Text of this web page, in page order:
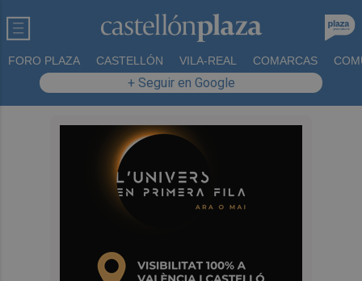
FORO PLAZA CASTELLÓN VILA-REAL COMARCAS
+ Seguir en Google